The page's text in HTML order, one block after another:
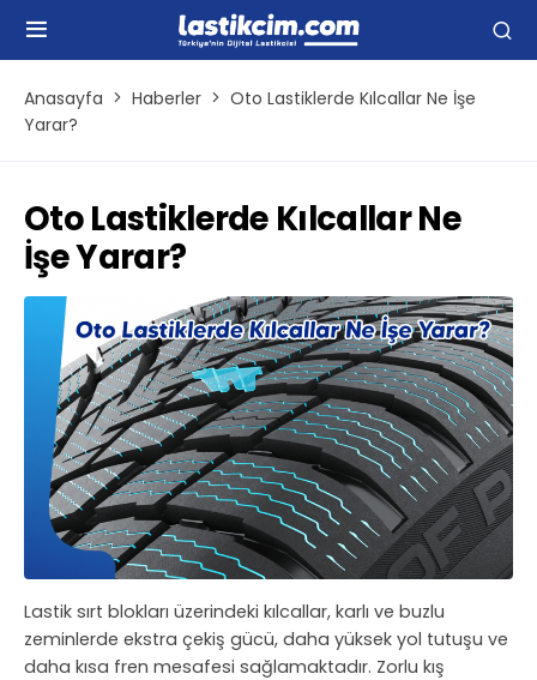
Anasayfa Haberler
Oto Lastiklerde Kılcallar Ne İşe
Yarar?
Oto Lastiklerde Kılcallar Ne
İşe Yarar?
Lastik sırt blokları üzerindeki kılcallar, karlı ve buzlu
zeminlerde ekstra çekiş gücü, daha yüksek yol tutuşu ve
daha kısa fren mesafesi sağlamaktadır. Zorlu kış